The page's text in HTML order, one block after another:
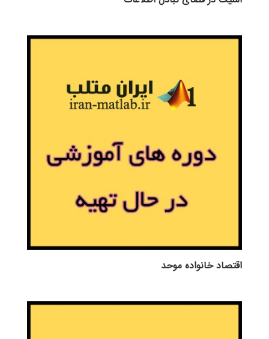
اقتصاد خانواده موحد